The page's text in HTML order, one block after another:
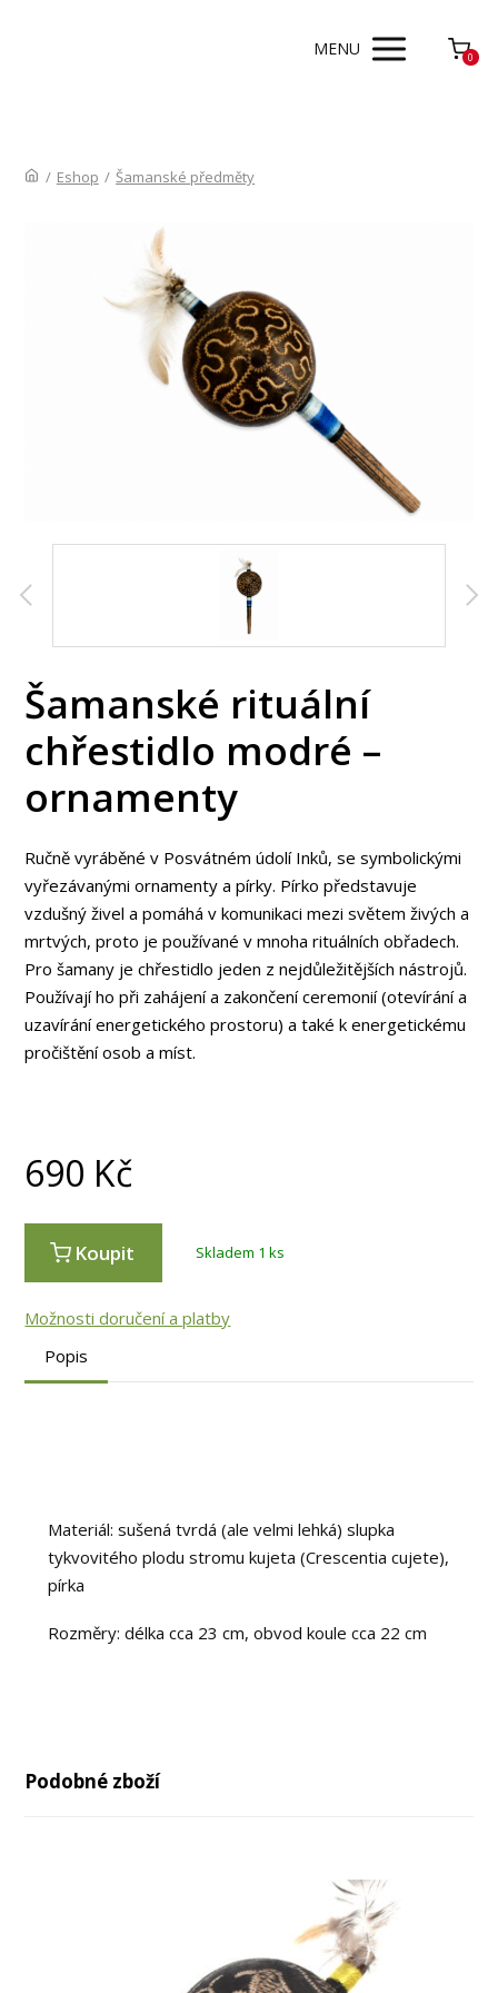
MENU 0
/ Eshop / Šamanské předměty
Šamanské rituální
chřestidlo modré –
ornamenty
Ručně vyráběné v Posvátném údolí Inků, se symbolickými
vyřezávanými ornamenty a pírky. Pírko představuje
vzdušný živel a pomáhá v komunikaci mezi světem živých a
mrtvých, proto je používané v mnoha rituálních obřadech.
Pro šamany je chřestidlo jeden z nejdůležitějších nástrojů.
Používají ho při zahájení a zakončení ceremonií (otevírání a
uzavírání energetického prostoru) a také k energetickému
pročištění osob a míst.
690 Kč
Koupit Skladem 1 ks
Možnosti doručení a platby
Popis
Materiál: sušená tvrdá (ale velmi lehká) slupka
tykvovitého plodu stromu kujeta (Crescentia cujete),
pírka
Rozměry: délka cca 23 cm, obvod koule cca 22 cm
Podobné zboží